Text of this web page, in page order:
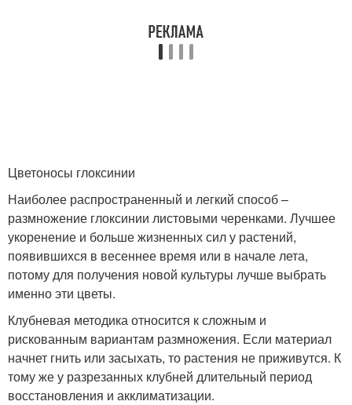
Цветоносы глоксинии
Наиболее распространенный и легкий способ –
размножение глоксинии листовыми черенками. Лучшее
укоренение и больше жизненных сил у растений,
появившихся в весеннее время или в начале лета,
потому для получения новой культуры лучше выбрать
именно эти цветы.
Клубневая методика относится к сложным и
рискованным вариантам размножения. Если материал
начнет гнить или засыхать, то растения не приживутся. К
тому же у разрезанных клубней длительный период
восстановления и акклиматизации.